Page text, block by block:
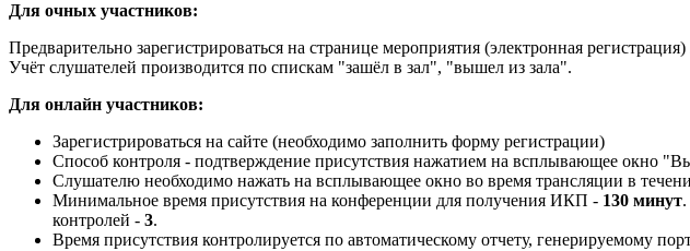
Для очных участников:
Предварительно зарегистрироваться на странице мероприятия (электронная
Учёт слушателей производится по спискам "зашёл в зал", "вышел из зала".
Для онлайн участников:
Зарегистрироваться на сайте (необходимо заполнить форму регистрации)
Способ контроля - подтверждение присутствия нажатием на всплывающее окно
Слушателю необходимо нажать на всплывающее окно во время трансляции в
Минимальное время присутствия на конференции для получения ИКП - 130 минут
контролей - 3.
Время присутствия контролируется по автоматическому отчету, генерируемому